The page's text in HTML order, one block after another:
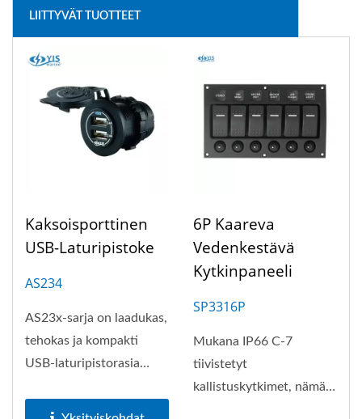
LIITTYVÄT TUOTTEET
Kaksoisporttinen
USB-Laturipistoke
AS234
AS23x-sarja on laadukas,
tehokas ja kompakti
USB-laturipistorasia
6P Kaareva
Vedenkestävä
Kytkinpaneeli
SP3316P
Mukana IP66 C-7
tiivistetyt
kallistuskytkimet, nämä